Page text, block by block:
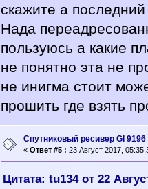
скажите а
Нада
пользуюсь а какие
не понятно эта не
не инигма стоит
прошить где взять
Спутниковый ресивер GI
« Ответ #5 : 23 Август 2017,
Цитата: tu134 от 22